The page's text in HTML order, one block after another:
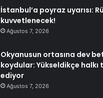
İstanbul’a poyraz uyarısı:
kuvvetlenecek!
Ağustos 7, 2026
Okyanusun ortasına dev
koydular: Yükseldikçe halkı
ediyor
Ağustos 7, 2026